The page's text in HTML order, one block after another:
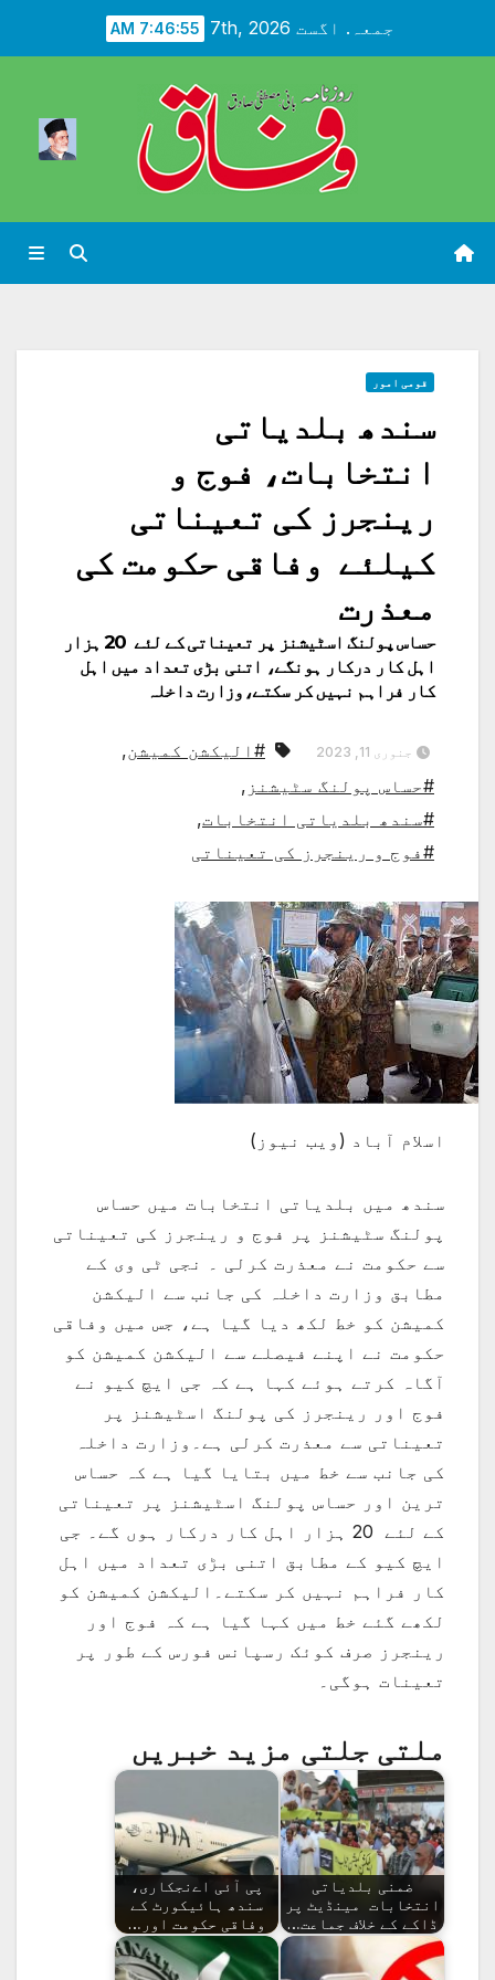
جمعہ. اگست 7th, 2026 7:46:57 AM
قومی امور
سندھ بلدیاتی
انتخابات، فوج و
رینجرز کی تعیناتی
کیلئے وفاقی حکومت کی
معذرت
حساس پولنگ اسٹیشنز پر تعیناتی کے لئے 20 ہزار
اہل کار درکار ہونگے، اتنی بڑی تعداد میں اہل
کار فراہم نہیں کر سکتے،وزارت داخلہ
جنوری 11, 2023 #الیکشن کمیشن,
#حساس پولنگ سٹیشنز ,
#سندھ بلدیاتی انتخابات,
#فوج و رینجرز کی تعیناتی
اسلام آباد (ویب نیوز)
سندھ میں بلدیاتی انتخابات میں حساس
پولنگ سٹیشنز پر فوج و رینجرز کی تعیناتی
سے حکومت نے معذرت کرلی ۔ نجی ٹی وی کے
مطابق وزارت داخلہ کی جانب سے الیکشن
کمیشن کو خط لکھ دیا گیا ہے، جس میں وفاقی
حکومت نے اپنے فیصلے سے الیکشن کمیشن کو
آگاہ کرتے ہوئے کہا ہے کہ جی ایچ کیو نے
فوج اور رینجرز کی پولنگ اسٹیشنز پر
تعیناتی سے معذرت کرلی ہے۔وزارت داخلہ
کی جانب سے خط میں بتایا گیا ہے کہ حساس
ترین اور حساس پولنگ اسٹیشنز پر تعیناتی
کے لئے 20 ہزار اہل کار درکار ہوں گے۔ جی
ایچ کیو کے مطابق اتنی بڑی تعداد میں اہل
کار فراہم نہیں کر سکتے۔الیکشن کمیشن کو
لکھے گئے خط میں کہا گیا ہے کہ فوج اور
رینجرز صرف کوئک رسپانس فورس کے طور پر
تعینات ہوگی۔
ملتی جلتی مزید خبریں
ضمنی بلدیاتی
انتخابات مینڈیٹ پر
ڈاکے کے خلاف جماعت…
پی آئی اےنجکاری،
سندھ ہائیکورٹ کے
وفاقی حکومت اور…